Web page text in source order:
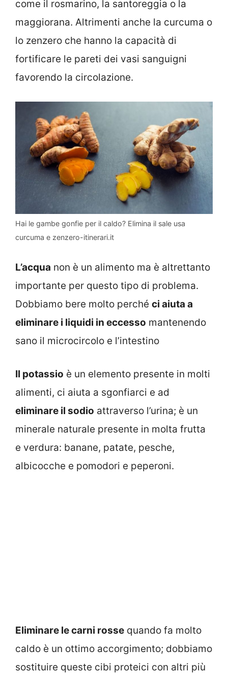
come il rosmarino, la santoreggia o la
maggiorana. Altrimenti anche la curcuma o
lo zenzero che hanno la capacità di
fortificare le pareti dei vasi sanguigni
favorendo la circolazione.
Hai le gambe gonfie per il caldo? Elimina il sale usa
curcuma e zenzero-itinerari.it
L’acqua non è un alimento ma è altrettanto
importante per questo tipo di problema.
Dobbiamo bere molto perché ci aiuta a
eliminare i liquidi in eccesso mantenendo
sano il microcircolo e l’intestino
Il potassio è un elemento presente in molti
alimenti, ci aiuta a sgonfiarci e ad
eliminare il sodio attraverso l’urina; è un
minerale naturale presente in molta frutta
e verdura: banane, patate, pesche,
albicocche e pomodori e peperoni.
Eliminare le carni rosse quando fa molto
caldo è un ottimo accorgimento; dobbiamo
sostituire queste cibi proteici con altri più